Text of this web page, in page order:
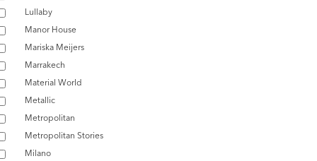
Lullaby
Manor House
Mariska Meijers
Marrakech
Material World
Metallic
Metropolitan
Metropolitan Stories
Milano